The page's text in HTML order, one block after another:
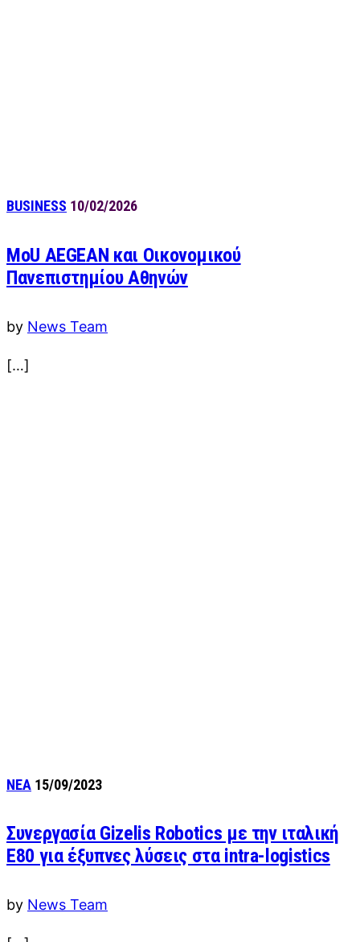
BUSINESS 10/02/2026
MoU AEGEAN και Οικονομικού
Πανεπιστημίου Αθηνών
by News Team
[…]
ΝΕΑ 15/09/2023
Συνεργασία Gizelis Robotics με την ιταλική
Ε80 για έξυπνες λύσεις στα intra-logistics
by News Team